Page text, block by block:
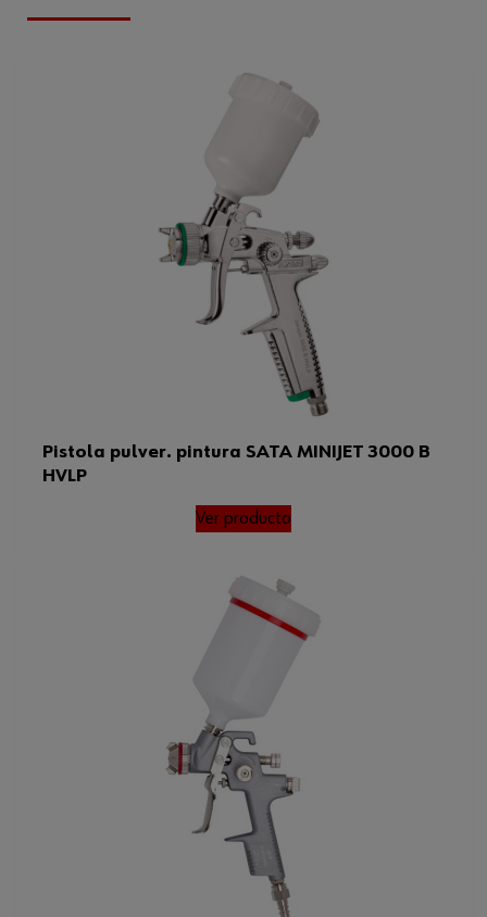
Pistola pulver. pintura SATA MINIJET 3000 B
HVLP
Ver producto